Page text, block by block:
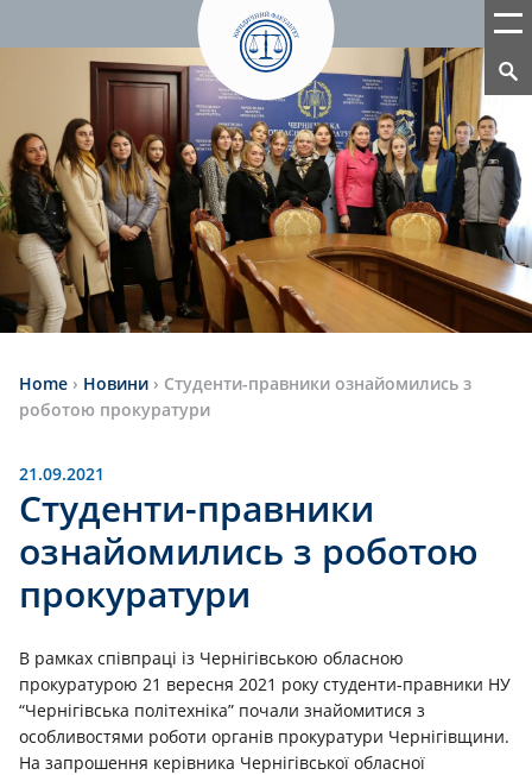
Home › Новини › Студенти-правники ознайомились з
роботою прокуратури
21.09.2021
Студенти-правники
ознайомились з роботою
прокуратури
В рамках співпраці із Чернігівською обласною
прокуратурою 21 вересня 2021 року студенти-правники НУ
“Чернігівська політехніка” почали знайомитися з
особливостями роботи органів прокуратури Чернігівщини.
На запрошення керівника Чернігівської обласної